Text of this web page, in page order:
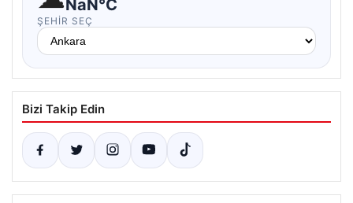
NaN°C
ŞEHIR SEÇ
Bizi Takip Edin